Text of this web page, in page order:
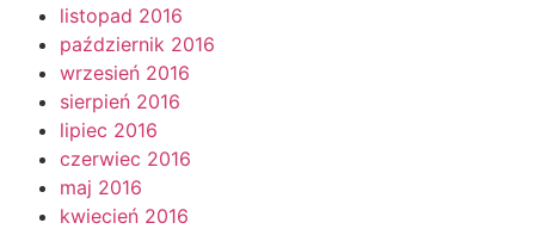
listopad 2016
październik 2016
wrzesień 2016
sierpień 2016
lipiec 2016
czerwiec 2016
maj 2016
kwiecień 2016